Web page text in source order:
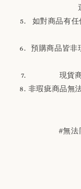
如對商品有
預購商品皆非
現貨
非瑕疵商品無
#無法